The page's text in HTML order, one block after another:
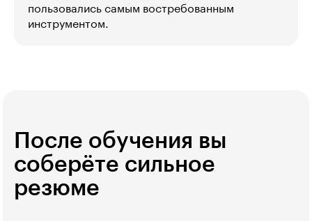
пользовались самым востребованным
инструментом.
После обучения вы
соберёте сильное
резюме